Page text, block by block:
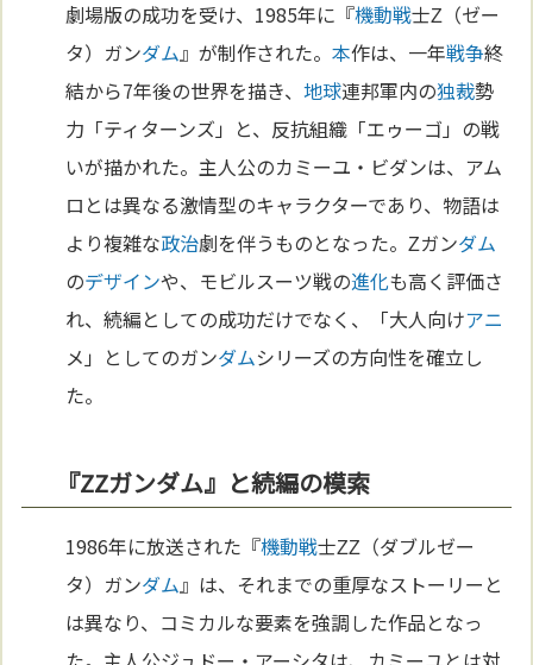
劇場版の成功を受け、1985年に『機動戦士Ζ（ゼー
タ）ガンダム』が制作された。本作は、一年戦争終
結から7年後の世界を描き、地球連邦軍内の独裁勢
力「ティターンズ」と、反抗組織「エゥーゴ」の戦
いが描かれた。主人公のカミーユ・ビダンは、アム
ロとは異なる激情型のキャラクターであり、物語は
より複雑な政治劇を伴うものとなった。Ζガンダム
のデザインや、モビルスーツ戦の進化も高く評価さ
れ、続編としての成功だけでなく、「大人向けアニ
メ」としてのガンダムシリーズの方向性を確立し
た。
『ZZガンダム』と続編の模索
1986年に放送された『機動戦士ΖΖ（ダブルゼー
タ）ガンダム』は、それまでの重厚なストーリーと
は異なり、コミカルな要素を強調した作品となっ